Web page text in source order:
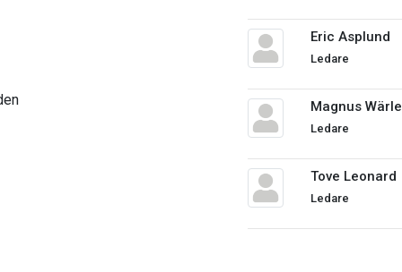
Eric Asplund
Ledare
Magnus Wärle
Ledare
Tove Leonard
Ledare